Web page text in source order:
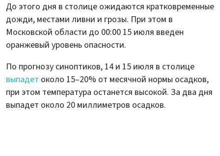
До этого дня в столице ожидаются кратковременные
дожди, местами ливни и грозы. При этом в
Московской области до 00:00 15 июля введен
оранжевый уровень опасности.
По прогнозу синоптиков, 14 и 15 июля в столице
выпадет около 15–20% от месячной нормы осадков,
при этом температура останется высокой. За два дня
выпадет около 20 миллиметров осадков.